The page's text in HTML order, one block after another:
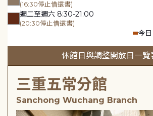
(16:30停止借還書)
週二至週六 8:30-21:00
(20:30停止借還書)
今日
休館日與調整開放日一覽
三重五常分館
Sanchong Wuchang Branch